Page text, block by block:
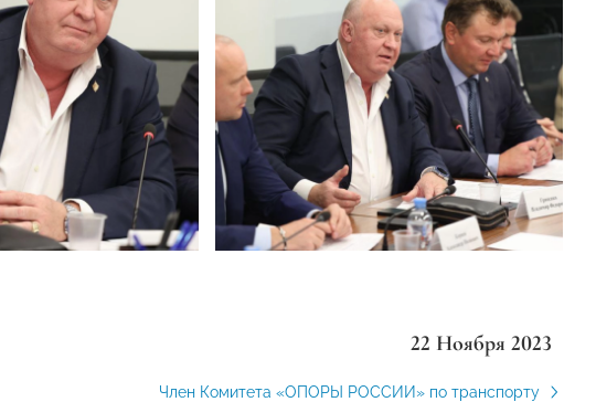
22 Ноября 2023
Член Комитета «ОПОРЫ РОССИИ» по транспорту